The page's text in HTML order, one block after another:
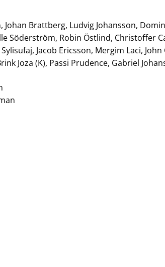
Johan Brattberg, Ludvig Johansson,
Söderström, Robin Östlind, Christoffer
Jacob Ericsson, Mergim Laci,
Joza (K), Passi Prudence, Gabriel